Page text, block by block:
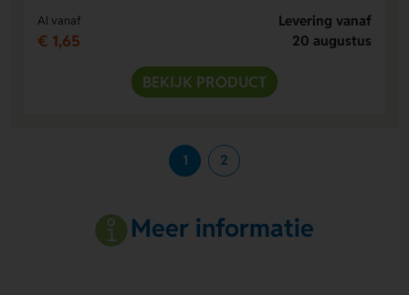
Al vanaf
€ 1,65
Levering vanaf
20 augustus
BEKIJK PRODUCT
1 2
Meer informatie